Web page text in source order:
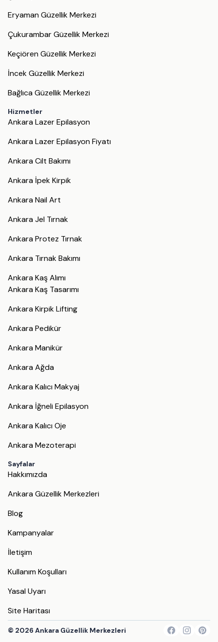
Eryaman Güzellik Merkezi
Çukurambar Güzellik Merkezi
Keçiören Güzellik Merkezi
İncek Güzellik Merkezi
Bağlıca Güzellik Merkezi
Hizmetler
Ankara Lazer Epilasyon
Ankara Lazer Epilasyon Fiyatı
Ankara Cilt Bakımı
Ankara İpek Kirpik
Ankara Nail Art
Ankara Jel Tırnak
Ankara Protez Tırnak
Ankara Tırnak Bakımı
Ankara Kaş Alımı
Ankara Kaş Tasarımı
Ankara Kirpik Lifting
Ankara Pedikür
Ankara Manikür
Ankara Ağda
Ankara Kalıcı Makyaj
Ankara İğneli Epilasyon
Ankara Kalıcı Oje
Ankara Mezoterapi
Sayfalar
Hakkımızda
Ankara Güzellik Merkezleri
Blog
Kampanyalar
İletişim
Kullanım Koşulları
Yasal Uyarı
Site Haritası
© 2026 Ankara Güzellik Merkezleri